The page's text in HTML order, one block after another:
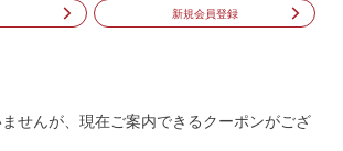
新規会員登録
せんが、現在ご案内できるクーポンがござ